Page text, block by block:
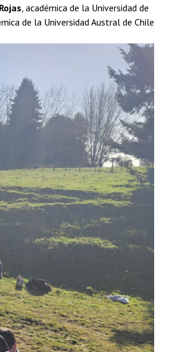
, académica de la Universidad de
de la Universidad Austral de Chile